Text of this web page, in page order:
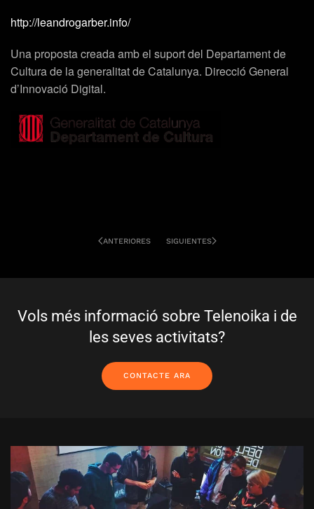
http://leandrogarber.info/
Una proposta creada amb el suport del Departament de
Cultura de la generalitat de Catalunya. Direcció General
d’Innovació Digital.
ANTERIORES SIGUIENTES
Vols més informació sobre Telenoika i de
les seves activitats?
CONTACTE ARA